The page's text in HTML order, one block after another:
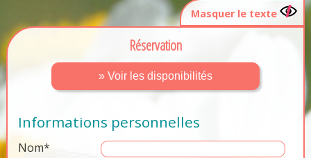
Masquer le texte
Réservation
» Voir les disponibilités
Informations personnelles
Nom*